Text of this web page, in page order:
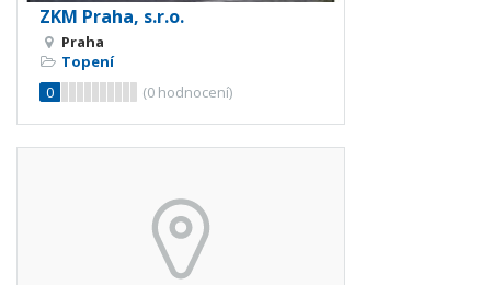
ZKM Praha, s.r.o.
Praha
Topení
0
(0 hodnocení)